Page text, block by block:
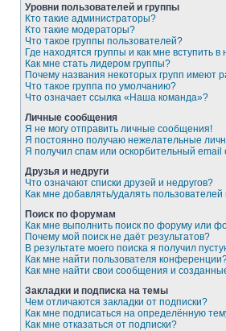
Уровни пользователей и группы
Кто такие администраторы?
Кто такие модераторы?
Что такое группы пользователей?
Где находятся группы и как мне вступить в
Как мне стать лидером группы?
Почему названия некоторых групп имеют
Что такое группа по умолчанию?
Что означает ссылка «Наша команда»?
Личные сообщения
Я не могу отправить личные сообщения!
Я постоянно получаю нежелательные
Я получил спам или оскорбительный email
Друзья и недруги
Что означают списки друзей и недругов?
Как мне добавлять/удалять
Поиск по форумам
Как мне выполнить поиск по форуму или
Почему мой поиск не даёт результатов?
В результате моего поиска я получил
Как мне найти пользователя
Как мне найти свои сообщения и
Закладки и подписка на темы
Чем отличаются закладки от подписки?
Как мне подписаться на определённую
Как мне отказаться от подписки?